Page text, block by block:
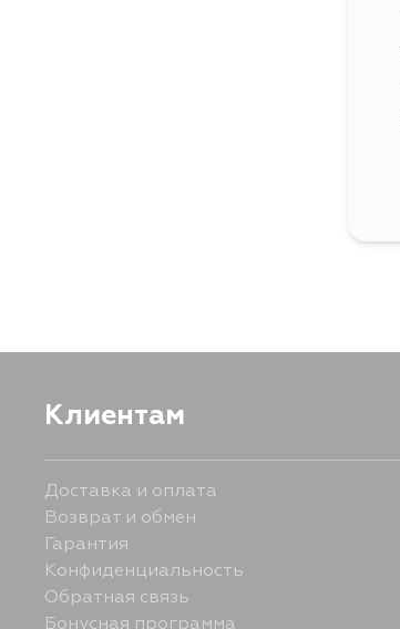
Клиентам
Доставка и оплата
Возврат и обмен
Гарантия
Конфиденциальность
Обратная связь
Бонусная программа